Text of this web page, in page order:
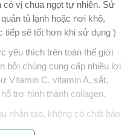
có vị chua ngọt tự nhiên. Sử
tủ lạnh hoặc nơi khô,
tiếp sẽ tốt hơn khi sử dụng )
yêu thích trên toàn thế giới
bởi chúng cung cấp nhiều lợi
Vitamin C, vitamin A, sắt,
trợ hình thành collagen.
nhân tạo, không có chất bảo